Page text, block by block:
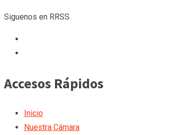
Siguenos en RRSS
Accesos Rápidos
Inicio
Nuestra Cámara